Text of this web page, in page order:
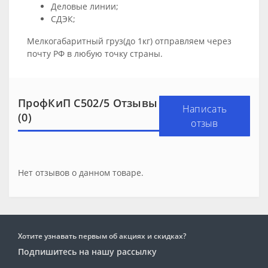
Деловые линии;
СДЭК;
Мелкогабаритный груз(до 1кг) отправляем через
почту РФ в любую точку страны.
ПрофКиП С502/5 Отзывы
(0)
Написать
отзыв
Нет отзывов о данном товаре.
Хотите узнавать первым об акциях и скидках?
Подпишитесь на нашу рассылку